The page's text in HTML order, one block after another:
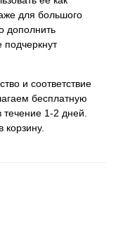
для большого
дополнить
подчеркнут
и соответствие
бесплатную
1-2 дней.